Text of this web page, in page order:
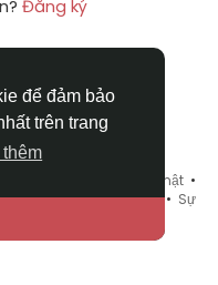
để đảm bảo
trên trang
Đăng ký
Chính sách bảo mật •
•Blog•Diễn đàn• Sự